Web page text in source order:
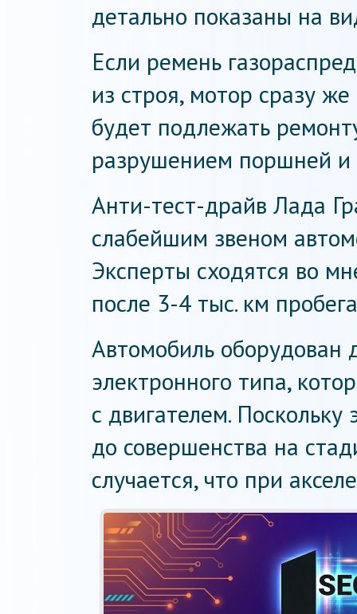
детально показаны на
Если ремень
из строя, мотор сразу
будет подлежать
разрушением поршней и
Анти-тест-драйв Лада
слабейшим звеном
Эксперты сходятся во
после 3-4 тыс. км
Автомобиль оборудован
электронного типа,
с двигателем.
до совершенства на
случается, что при